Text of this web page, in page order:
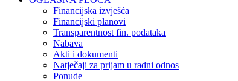
Financijska izvješća
Financijski planovi
Transparentnost fin. podataka
Nabava
Akti i dokumenti
Natječaji za prijam u radni odnos
Ponude